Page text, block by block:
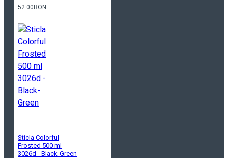
52.00RON
Sticla Colorful
Frosted 500 ml
3026d - Black-Green